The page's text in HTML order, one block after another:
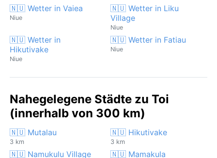
🇳🇺 Wetter in Vaiea
Niue
🇳🇺 Wetter in Liku
Village
Niue
🇳🇺 Wetter in
Hikutivake
Niue
🇳🇺 Wetter in Fatiau
Niue
Nahegelegene Städte zu Toi
(innerhalb von 300 km)
🇳🇺 Mutalau
3 km
🇳🇺 Hikutivake
3 km
🇳🇺 Namukulu Village 🇳🇺 Mamakula